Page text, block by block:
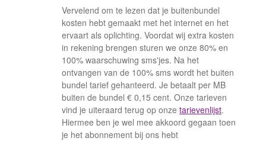
Vervelend om te lezen dat je buitenbundel
kosten hebt gemaakt met het internet en het
ervaart als oplichting. Voordat wij extra kosten
in rekening brengen sturen we onze 80% en
100% waarschuwing sms'jes. Na het
ontvangen van de 100% sms wordt het buiten
bundel tarief gehanteerd. Je betaalt per MB
buiten de bundel € 0,15 cent. Onze tarieven
vind je uiteraard terug op onze tarievenlijst.
Hiermee ben je wel mee akkoord gegaan toen
je het abonnement bij ons hebt